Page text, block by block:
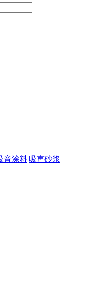
音涂料|吸声砂浆